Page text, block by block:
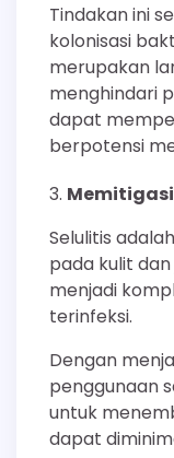
Tindakan ini
kolonisasi
merupakan
menghindari
dapat
berpotensi
Selulitis
pada kulit
menjadi
terinfeksi.
Dengan
penggunaan
untuk
dapat